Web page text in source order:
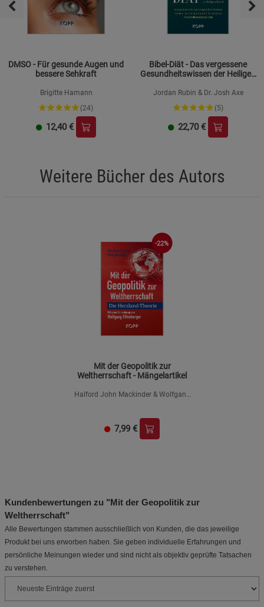
DMSO - Für gesunde Augen und
bessere Sehkraft
Brigitte Hamann
(24)
12,40 €
Bibel-Diät - Das vergessene
Gesundheitswissen der Heiligen
Jordan Rubin & Dr. Josh Axe
(5)
22,70 €
Weitere Bücher des Autors
-22%
Mit der Geopolitik zur
Weltherrschaft - Mängelartikel
Halford John Mackinder & Wolfgang
7,99 €
Kundenbewertungen zu "Mit der Geopolitik zur
Weltherrschaft"
Alle Bewertungen stammen ausschließlich von Kunden, die das jeweilige
Produkt bei uns erworben haben. Sie geben individuelle Erfahrungen und
persönliche Meinungen wieder und sind nicht als objektiv geprüfte Tatsachen
zu verstehen.